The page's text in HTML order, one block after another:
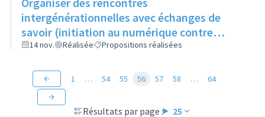
intergénérationnelles avec échanges de
savoir (initiation au numérique contre
apprentissage du tricot)
14 nov. Réalisée Propositions réalisées
Résultats par page : 25
1 … 54 55 56 57 58 … 64